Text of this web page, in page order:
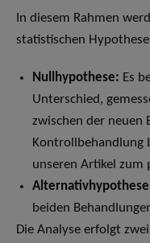
In diesem Rahmen
statistischen
Nullhypothese: Es
Unterschied,
zwischen der neuen
Kontrollbehandlung
unseren Artikel zum
beiden
Die Analyse erfolgt